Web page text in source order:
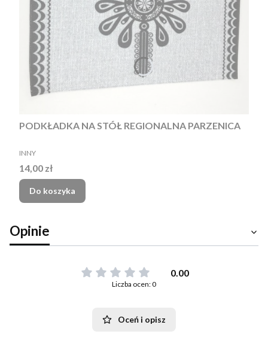
PODKŁADKA NA STÓŁ REGIONALNA PARZENICA
PRODUCENT
INNY
Cena
14,00 zł
Do koszyka
Opinie
0.00
Liczba ocen: 0
Oceń i opisz